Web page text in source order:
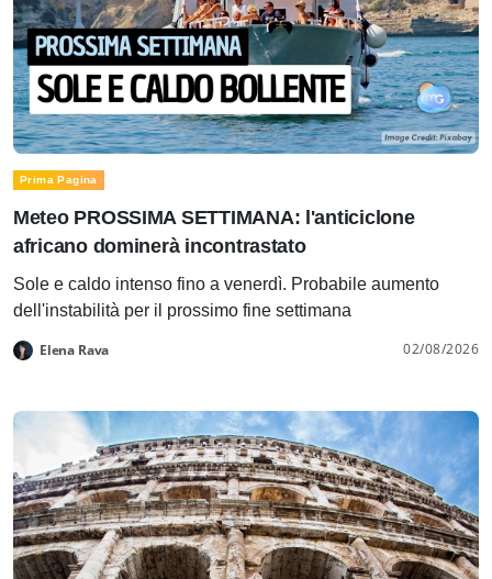
Prima Pagina
Meteo PROSSIMA SETTIMANA: l'anticiclone
africano dominerà incontrastato
Sole e caldo intenso fino a venerdì. Probabile aumento
dell'instabilità per il prossimo fine settimana
Elena Rava 02/08/2026